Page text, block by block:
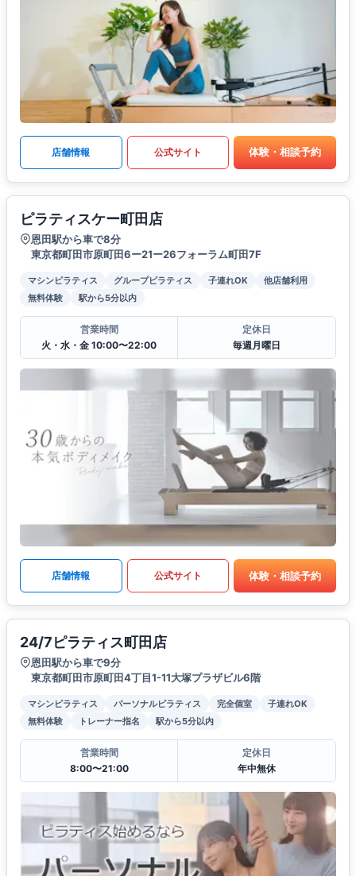
店舗情報 公式サイト 体験・相談予約
ピラティスケー町田店
恩田駅から車で8分
東京都町田市原町田6ー21ー26フォーラム町田7F
マシンピラティス グループピラティス 子連れOK
他店舗利用
無料体験
駅から5分以内
営業時間
火・水・金 10:00〜22:00
定休日
毎週月曜日
店舗情報 公式サイト 体験・相談予約
24/7ピラティス町田店
恩田駅から車で9分
東京都町田市原町田4丁目1-11大塚プラザビル6階
マシンピラティス パーソナルピラティス 完全個室
子連れOK
無料体験
トレーナー指名 駅から5分以内
営業時間
8:00〜21:00
定休日
年中無休